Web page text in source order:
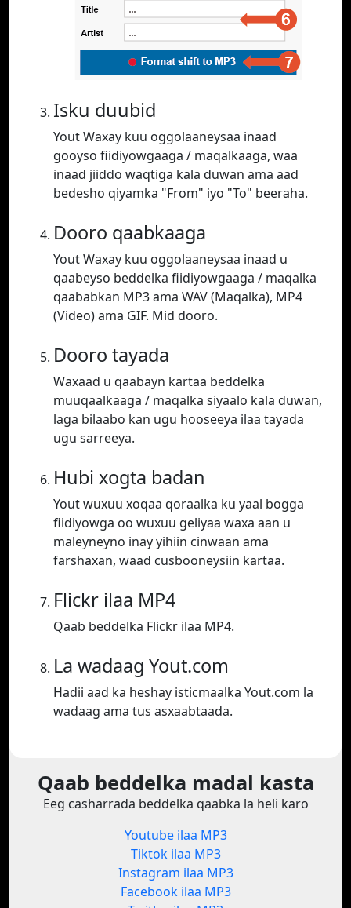
Isku duubid
Yout Waxay kuu oggolaaneysaa inaad
gooyso fiidiyowgaaga / maqalkaaga, waa
inaad jiiddo waqtiga kala duwan ama aad
bedesho qiyamka "From" iyo "To" beeraha.
Dooro qaabkaaga
Yout Waxay kuu oggolaaneysaa inaad u
qaabeyso beddelka fiidiyowgaaga / maqalka
qaababkan MP3 ama WAV (Maqalka), MP4
(Video) ama GIF. Mid dooro.
Dooro tayada
Waxaad u qaabayn kartaa beddelka
muuqaalkaaga / maqalka siyaalo kala duwan,
laga bilaabo kan ugu hooseeya ilaa tayada
ugu sarreeya.
Hubi xogta badan
Yout wuxuu xoqaa qoraalka ku yaal bogga
fiidiyowga oo wuxuu geliyaa waxa aan u
maleyneyno inay yihiin cinwaan ama
farshaxan, waad cusbooneysiin kartaa.
Flickr ilaa MP4
Qaab beddelka Flickr ilaa MP4.
La wadaag Yout.com
Hadii aad ka heshay isticmaalka Yout.com la
wadaag ama tus asxaabtaada.
Qaab beddelka madal kasta
Eeg casharrada beddelka qaabka la heli karo
Youtube ilaa MP3
Tiktok ilaa MP3
Instagram ilaa MP3
Facebook ilaa MP3